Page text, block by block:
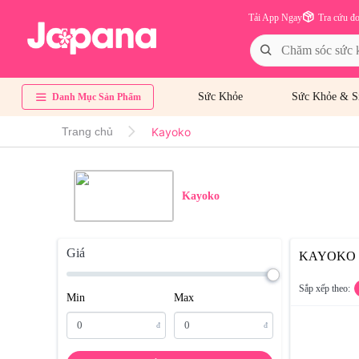
Tra cứu
Tải App Ngay
Danh Mục Sản Phẩm Sức Khỏe Sức Khỏe &
Trang chủ Kayoko
Kayoko
Giá
Min
đ
Max
đ
KAYOKO
Sắp xếp theo: